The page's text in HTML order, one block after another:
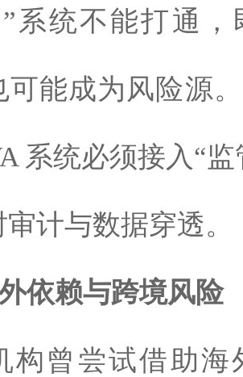
系统不能打通
可能成为风险源
系统必须接入“
计与数据穿透。
依赖与跨境风险
构曾尝试借助海